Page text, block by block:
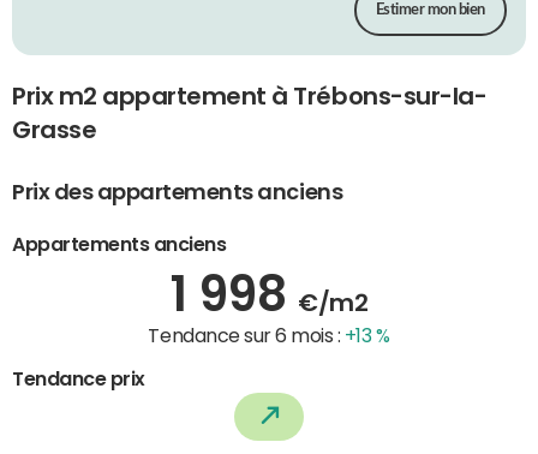
Estimer mon bien
Prix m2 appartement à Trébons-sur-la-
Grasse
Prix des appartements anciens
Appartements anciens
1 998 €/m2
Tendance sur 6 mois : +13 %
Tendance prix